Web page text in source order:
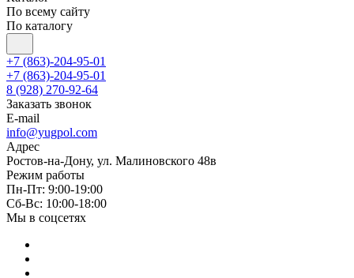
По всему сайту
По каталогу
+7 (863)-204-95-01
+7 (863)-204-95-01
8 (928) 270-92-64
Заказать звонок
E-mail
info@yugpol.com
Адрес
Ростов-на-Дону, ул. Малиновского 48в
Режим работы
Пн-Пт: 9:00-19:00
Cб-Вс: 10:00-18:00
Мы в соцсетях